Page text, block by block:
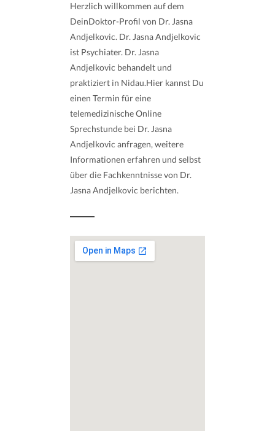
Herzlich willkommen auf dem
DeinDoktor-Profil von Dr. Jasna
Andjelkovic. Dr. Jasna Andjelkovic
ist Psychiater. Dr. Jasna
Andjelkovic behandelt und
praktiziert in Nidau.Hier kannst Du
einen Termin für eine
telemedizinische Online
Sprechstunde bei Dr. Jasna
Andjelkovic anfragen, weitere
Informationen erfahren und selbst
über die Fachkenntnisse von Dr.
Jasna Andjelkovic berichten.